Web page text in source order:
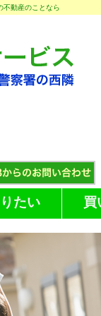
不動産のことなら
たい 買